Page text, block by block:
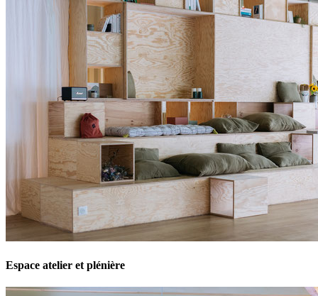
Espace atelier et plénière